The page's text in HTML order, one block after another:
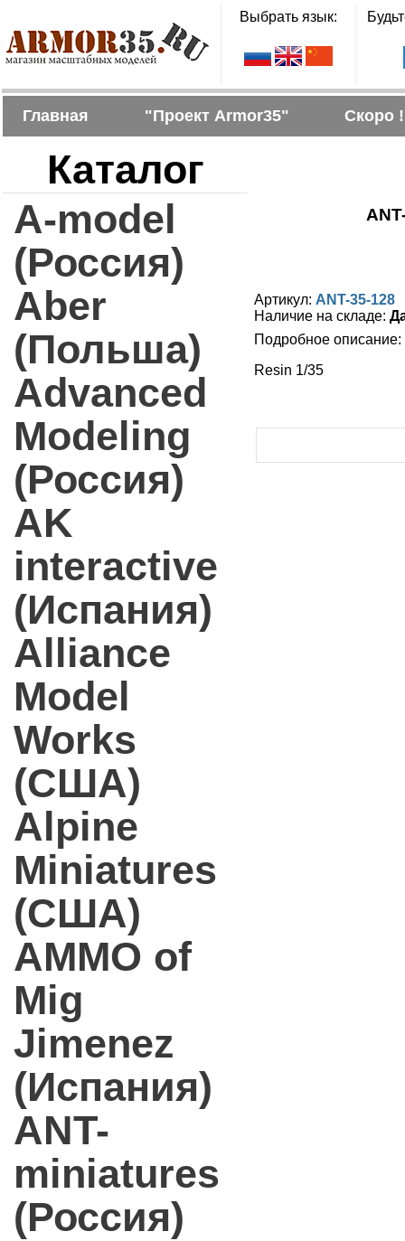
Выбрать язык:
Главная "Проект Armor35" Скоро !
Каталог
A-model
(Россия)
Aber
(Польша)
Advanced
Modeling
(Россия)
AK
interactive
(Испания)
Alliance
Model
Works
(США)
Alpine
Miniatures
(США)
AMMO of
Mig
Jimenez
(Испания)
ANT-
miniatures
(Россия)
Артикул: ANT-35-128
Наличие на складе:
Подробное описание:
Resin 1/35